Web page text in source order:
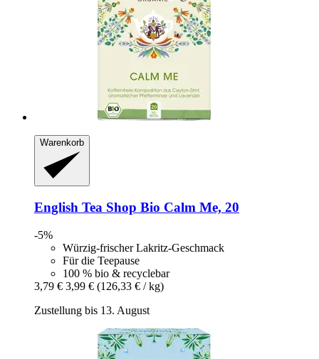
Warenkorb
English Tea Shop Bio Calm Me, 20
-5%
Würzig-frischer Lakritz-Geschmack
Für die Teepause
100 % bio & recyclebar
3,79 € 3,99 € (126,33 € / kg)
Zustellung bis 13. August